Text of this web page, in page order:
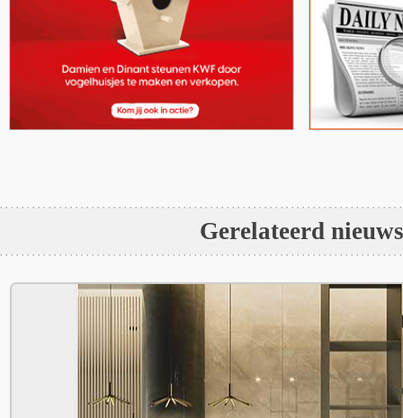
Gerelateerd nieuws